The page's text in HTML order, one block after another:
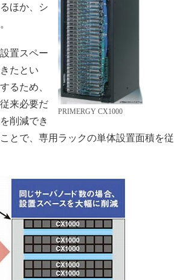
PRIMERGY CX1000
ほか、シ
置スペー
たとい
るため、
来必要だ
削減でき
とで、専用ラックの単体設置面積を従